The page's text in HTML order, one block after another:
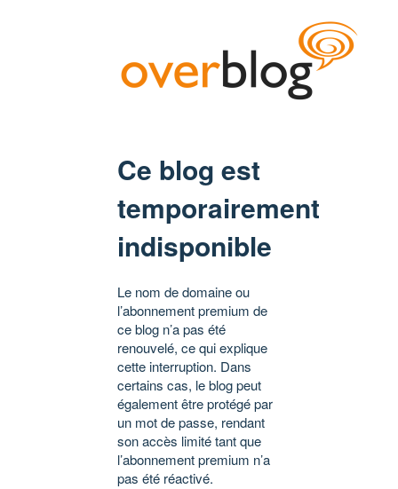
Ce blog est
temporairement
indisponible
Le nom de domaine ou
l’abonnement premium de
ce blog n’a pas été
renouvelé, ce qui explique
cette interruption. Dans
certains cas, le blog peut
également être protégé par
un mot de passe, rendant
son accès limité tant que
l’abonnement premium n’a
pas été réactivé.